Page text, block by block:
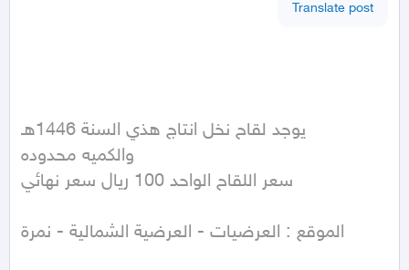
Translate post
يوجد لقاح نخل انتاج هذي السنة 1446هـ
والكميه محدوده
سعر اللقاح الواحد 100 ريال سعر نهائي
الموقع : العرضيات - العرضية الشمالية - نمرة